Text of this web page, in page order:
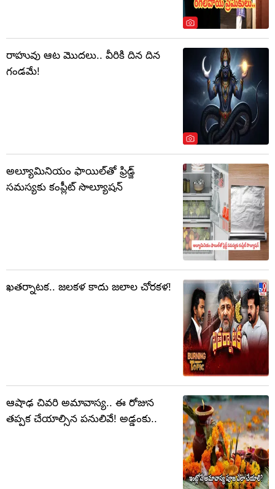
రాహువు ఆట మొదలు.. వీరికి దిన దిన
గండమే!
అల్యూమినియం ఫాయిల్‌తో ఫ్రిడ్జ్
సమస్యకు కంప్లీట్ సొల్యూషన్
ఖతర్నాటక.. జలకళ కాదు జలాల చోరకళ!
ఆషాఢ చివరి అమావాస్య.. ఈ రోజున
తప్పక చేయాల్సిన పనులివే! అడ్డంకు..